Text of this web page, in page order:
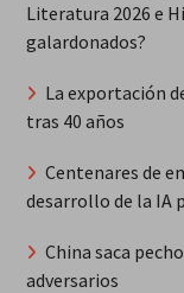
Literatura 2026 e
galardonados?
La exportación
tras 40 años
Centenares de
desarrollo de la IA
China saca
adversarios